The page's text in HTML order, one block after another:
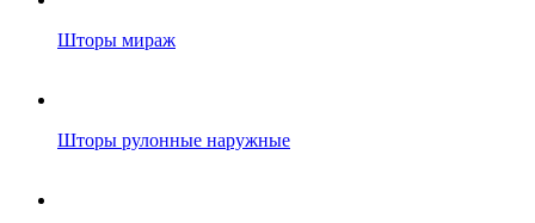
Шторы мираж
Шторы рулонные наружные